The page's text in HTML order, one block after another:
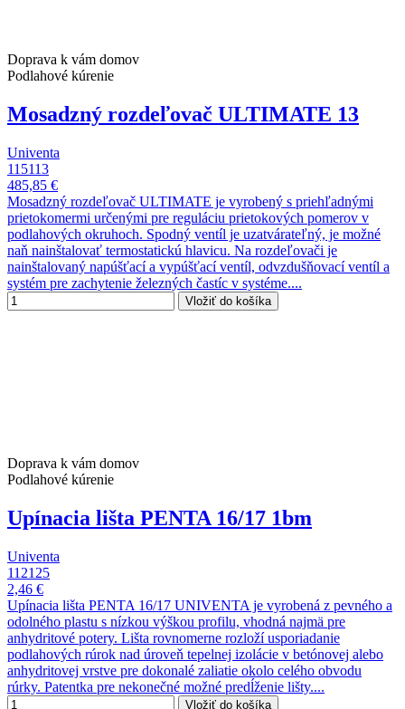
Doprava k vám domov
Podlahové kúrenie
Mosadzný rozdeľovač ULTIMATE 13
Univenta
115113
485,85 €
Mosadzný rozdeľovač ULTIMATE je vyrobený s priehľadnými
prietokomermi určenými pre reguláciu prietokových pomerov v
podlahových okruhoch. Spodný ventíl je uzatvárateľný, je možné
naň nainštalovať termostatickú hlavicu. Na rozdeľovači je
nainštalovaný napúšťací a vypúšťací ventíl, odvzdušňovací ventíl a
systém pre zachytenie železných častíc v systéme....
Vložiť do košíka
Doprava k vám domov
Podlahové kúrenie
Upínacia lišta PENTA 16/17 1bm
Univenta
112125
2,46 €
Upínacia lišta PENTA 16/17 UNIVENTA je vyrobená z pevného a
odolného plastu s nízkou výškou profilu, vhodná najmä pre
anhydritové potery. Lišta rovnomerne rozloží usporiadanie
podlahových rúrok nad úroveň tepelnej izolácie v betónovej alebo
anhydritovej vrstve pre dokonalé zaliatie okolo celého obvodu
rúrky. Patentka pre nekonečné možné predĺženie lišty....
Vložiť do košíka